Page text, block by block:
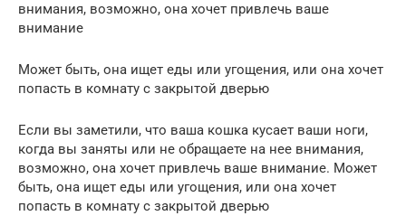
внимания, возможно, она хочет привлечь ваше
внимание
Может быть, она ищет еды или угощения, или она хочет
попасть в комнату с закрытой дверью
Если вы заметили, что ваша кошка кусает ваши ноги,
когда вы заняты или не обращаете на нее внимания,
возможно, она хочет привлечь ваше внимание. Может
быть, она ищет еды или угощения, или она хочет
попасть в комнату с закрытой дверью